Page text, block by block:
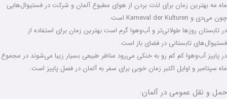
ماه مه بهترین زمان برای لذت‌ بردن از هوای مطبوع آلمان و شرکت در فستیوال‌هایی
چون می‌دی و Karneval der Kulturen است.
در تابستان روزها طولانی‌تر و آب‌وهوا گرم است بهترین زمان برای استفاده از
فستیوال‌های تابستانی در فضای باز است.
در پاییز آب‌و‌هوا کم کم رو به خنکی می‌رود مناظر طبیعی بسیار زیبا می‌شوند در مجموع
ماه سپتامبر و اوایل اکتبر زمان خوبی برای سفر به آلمان در فصل پاییز است.
حمل و نقل عمومی در آلمان: